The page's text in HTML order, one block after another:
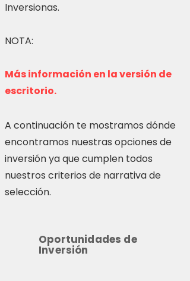
Inversionas.
NOTA:
Más información en la versión de
escritorio.
A continuación te mostramos dónde
encontramos nuestras opciones de
inversión ya que cumplen todos
nuestros criterios de narrativa de
selección.
Oportunidades de
Inversión